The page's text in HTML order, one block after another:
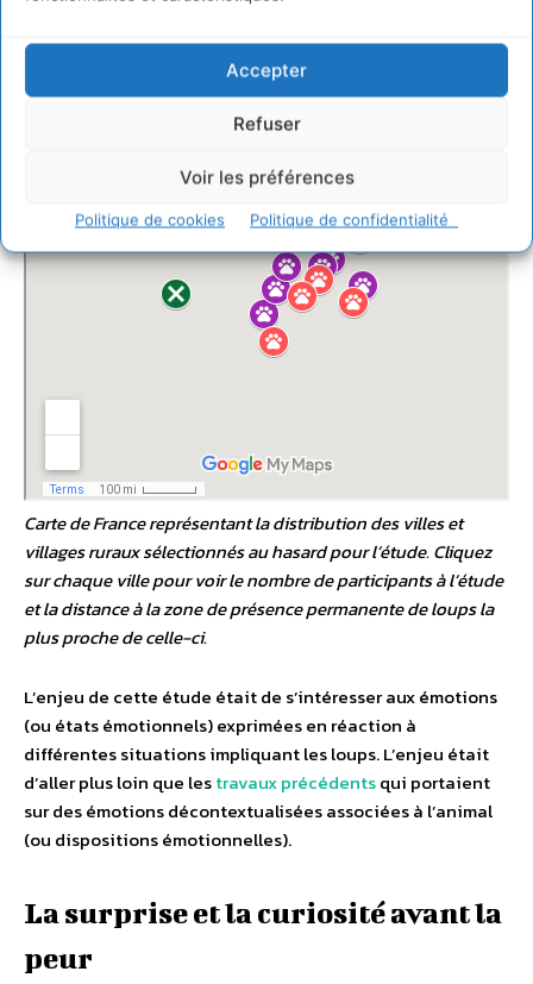
Accepter
Refuser
Voir les préférences
Politique de cookies Politique de confidentialité
Carte de France représentant la distribution des villes et
villages ruraux sélectionnés au hasard pour l’étude. Cliquez
sur chaque ville pour voir le nombre de participants à l’étude
et la distance à la zone de présence permanente de loups la
plus proche de celle-ci.
L’enjeu de cette étude était de s’intéresser aux émotions
(ou états émotionnels) exprimées en réaction à
différentes situations impliquant les loups. L’enjeu était
d’aller plus loin que lestravaux précédentsqui portaient
sur des émotions décontextualisées associées à l’animal
(ou dispositions émotionnelles).
La surprise et la curiosité avant la
peur